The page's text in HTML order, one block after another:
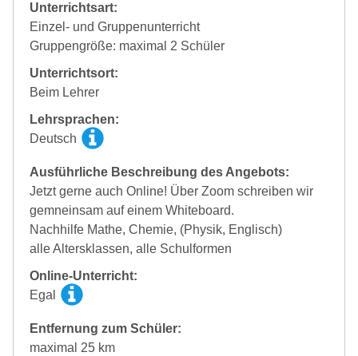
Unterrichtsart:
Einzel- und Gruppenunterricht
Gruppengröße: maximal 2 Schüler
Unterrichtsort:
Beim Lehrer
Lehrsprachen:
Deutsch
Ausführliche Beschreibung des Angebots:
Jetzt gerne auch Online! Über Zoom schreiben wir
gemneinsam auf einem Whiteboard.
Nachhilfe Mathe, Chemie, (Physik, Englisch)
alle Altersklassen, alle Schulformen
Online-Unterricht:
Egal
Entfernung zum Schüler:
maximal 25 km